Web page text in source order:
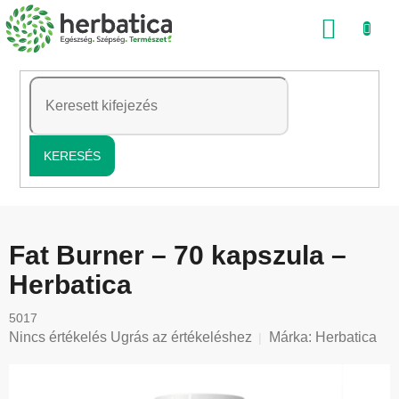
Ugrás
a
tartalomhoz
KERESÉS
Fat Burner – 70 kapszula –
Herbatica
5017
A
Nincs értékelés Ugrás az értékeléshez Márka: Herbatica